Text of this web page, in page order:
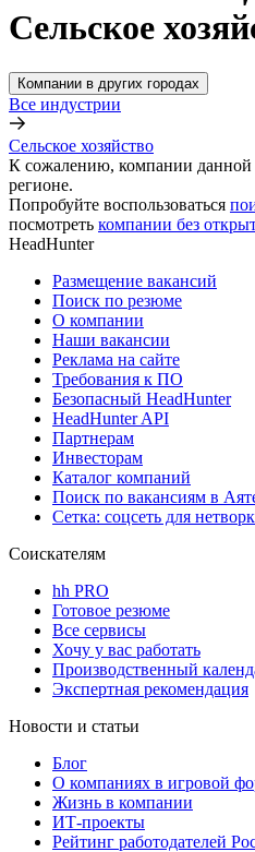
Сельское
Компании в других городах
Все индустрии
Сельское хозяйство
К сожалению, компании
регионе.
Попробуйте воспользоваться
посмотреть компании без
HeadHunter
Размещение вакансий
Поиск по резюме
О компании
Наши вакансии
Реклама на сайте
Требования к ПО
Безопасный HeadHunter
HeadHunter API
Партнерам
Инвесторам
Каталог компаний
Поиск по вакансиям в
Сетка: соцсеть для
Соискателям
hh PRO
Готовое резюме
Все сервисы
Хочу у вас работать
Производственный
Экспертная рекомендация
Новости и статьи
Блог
О компаниях в игровой
Жизнь в компании
ИТ-проекты
Рейтинг работодателей